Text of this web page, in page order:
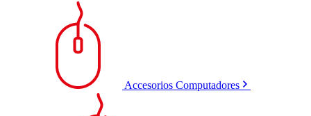
Accesorios Computadores